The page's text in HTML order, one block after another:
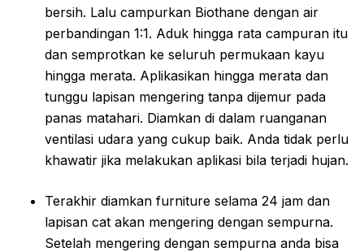
bersih. Lalu campurkan Biothane dengan air
perbandingan 1:1. Aduk hingga rata campuran itu
dan semprotkan ke seluruh permukaan kayu
hingga merata. Aplikasikan hingga merata dan
tunggu lapisan mengering tanpa dijemur pada
panas matahari. Diamkan di dalam ruanganan
ventilasi udara yang cukup baik. Anda tidak perlu
khawatir jika melakukan aplikasi bila terjadi hujan.
Terakhir diamkan furniture selama 24 jam dan
lapisan cat akan mengering dengan sempurna.
Setelah mengering dengan sempurna anda bisa